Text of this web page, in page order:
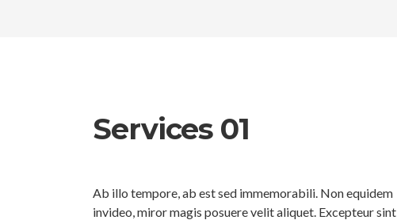
Services 01
Ab illo tempore, ab est sed immemorabili. Non equidem
invideo, miror magis posuere velit aliquet. Excepteur sint